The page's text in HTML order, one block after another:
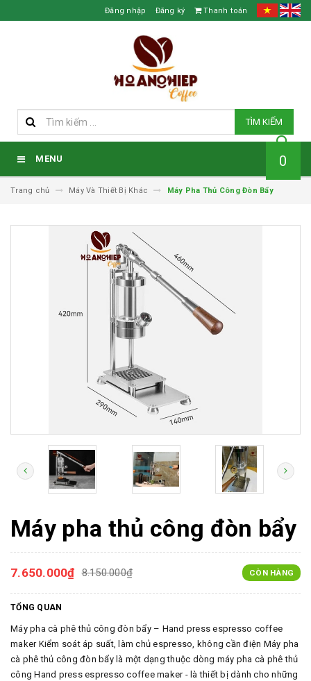
Đăng nhập Đăng ký Thanh toán
TÌM KIẾM
MENU 0
Trang chủ Máy Và Thiết Bị Khác Máy Pha Thủ Công Đòn Bẩy
Máy pha thủ công đòn bẩy
7.650.000₫ 8.150.000₫ CÒN HÀNG
TỔNG QUAN
Máy pha cà phê thủ công đòn bẩy – Hand press espresso coffee
maker Kiểm soát áp suất, làm chủ espresso, không cần điện Máy pha
cà phê thủ công đòn bẩy là một dạng thuộc dòng máy pha cà phê thủ
công Hand press espresso coffee maker - là thiết bị dành cho những